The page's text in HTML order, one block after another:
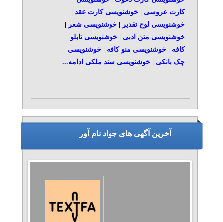
کارت عروسی
|خوشنویسی کارت عقد
خوشنویسی لوح تقدیر
|خوشنویسی شعر
خوشنویسی متن ادبی
|خوشنویسی تابلو
کافه
|خوشنویسی منو کافه |خوشنویسی
چک بانکی
|خوشنویسی سند ملکی ادامه...
آخرین آگهی های جواد نام آور